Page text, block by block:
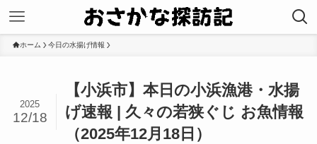
ホーム 今日の水揚げ情報
【小浜市】本日の小浜漁港・水揚
げ速報 | 久々の若狭ぐじ お魚情報
（2025年12月18日）
2025
12/18